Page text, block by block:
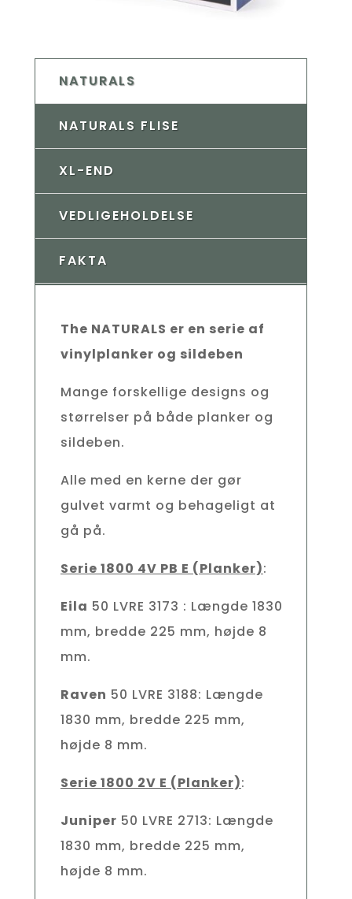
NATURALS
NATURALS FLISE
XL-END
VEDLIGEHOLDELSE
FAKTA
The NATURALS er en serie af
vinylplanker og sildeben
Mange forskellige designs og
størrelser på både planker og
sildeben.
Alle med en kerne der gør
gulvet varmt og behageligt at
gå på.
Serie 1800 4V PB E (Planker):
Eila 50 LVRE 3173 : Længde 1830
mm, bredde 225 mm, højde 8
mm.
Raven 50 LVRE 3188: Længde
1830 mm, bredde 225 mm,
højde 8 mm.
Serie 1800 2V E (Planker):
Juniper 50 LVRE 2713: Længde
1830 mm, bredde 225 mm,
højde 8 mm.